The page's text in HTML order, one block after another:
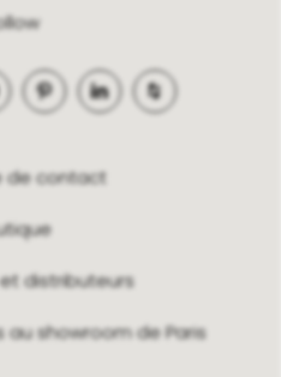
de contact
distributeurs
au showroom de Paris